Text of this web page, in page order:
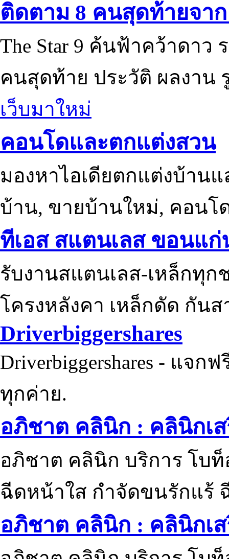
ติดตาม 8 คนสุดท้ายจาก
The Star 9 ค้นฟ้าคว้าดาว
คนสุดท้าย ประวัติ ผลงาน
เว็บมาใหม่
คอนโดและตกแต่งสวน
มองหาไอเดียตกแต่งบ้าน
บ้าน, ขายบ้านใหม่, คอนโ
ทีเอส สแตนเลส ขอนแก่
รับงานสแตนเลส-เหล็กทุ
โครงหลังคา เหล็กดัด กัน
Driverbiggershares
Driverbiggershares - แจก
ทุกค่าย.
อภิชาต คลินิก : คลินิกเ
อภิชาต คลินิก บริการ โบ
ฉีดหน้าใส กำจัดขนรักแร้
อภิชาต คลินิก : คลินิกเ